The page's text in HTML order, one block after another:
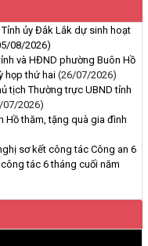
sơ mất Giấy chứng nhận
và bà Nguyễn Thị
tỉnh Đắk Lắk
sử dụng đất, tài sản
ông Lê Đình Hậu sử
quả kiểm tra hồ sơ đăng
của ông Nguyễn Tấn
ủy Đắk Lắk dự sinh hoạt
08/2026)
và HĐND phường Buôn Hồ
họp thứ hai(26/07/2026)
tịch Thường trực UBND tỉnh
07/2026)
Hồ thăm, tặng quà gia đình
sơ kết công tác Công an 6
tác 6 tháng cuối năm